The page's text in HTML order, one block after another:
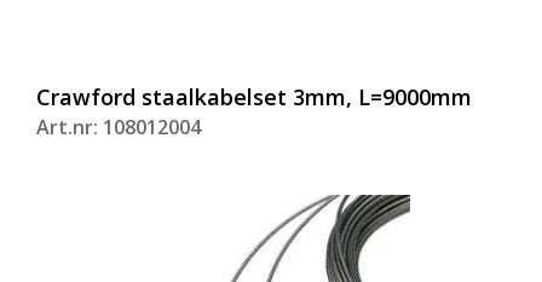
Crawford staalkabelset 3mm, L=9000mm
Art.nr: 108012004